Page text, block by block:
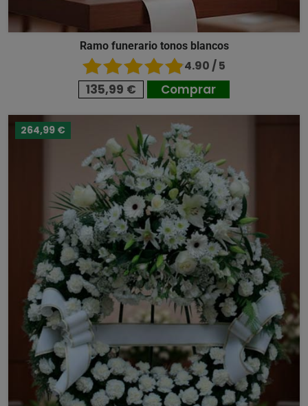
Ramo funerario tonos blancos
4.90 / 5
135,99 € Comprar
264,99 €